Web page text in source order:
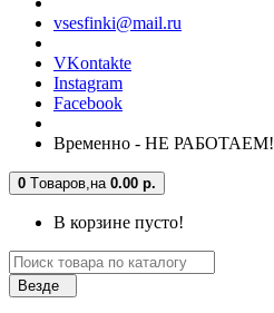
vsesfinki@mail.ru
VKontakte
Instagram
Facebook
Временно - НЕ РАБОТАЕМ!
0 Tоваров, на 0.00 р.
В корзине пусто!
Везде